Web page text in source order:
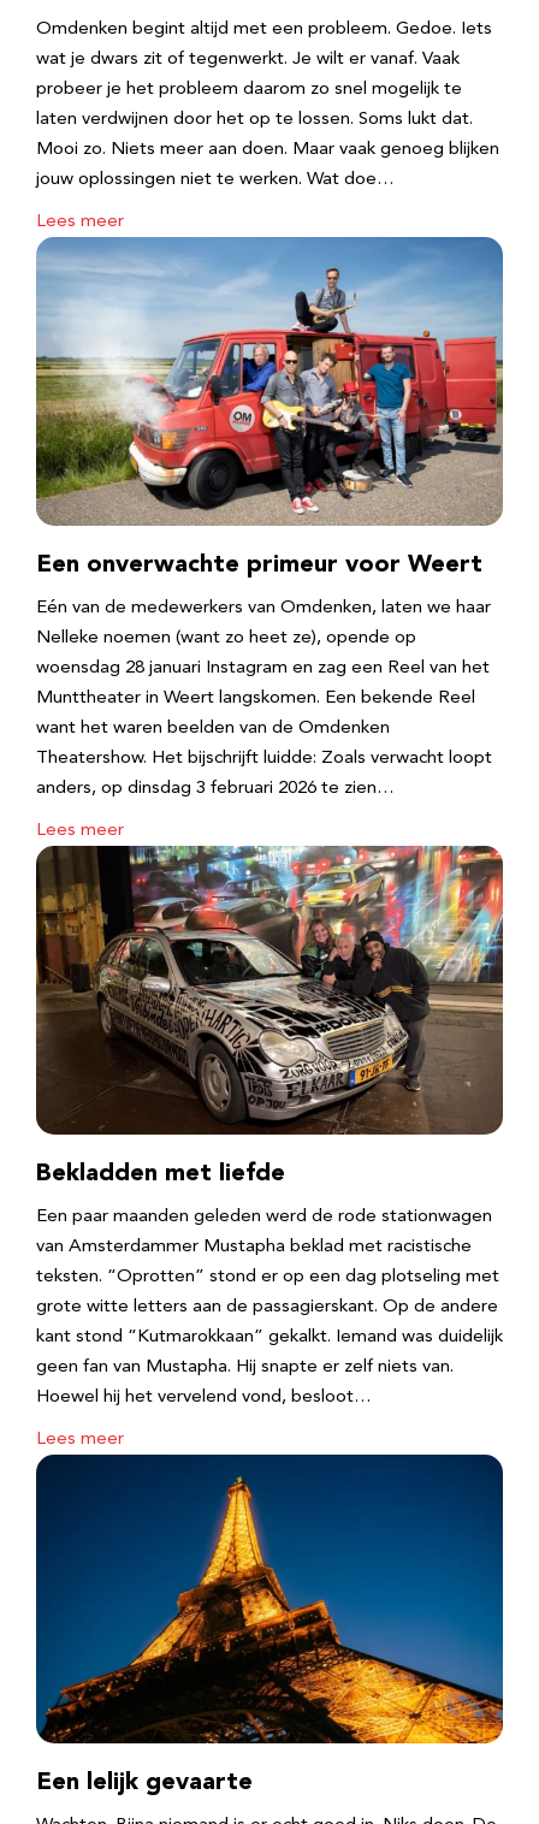
Omdenken begint altijd met een probleem. Gedoe. Iets
wat je dwars zit of tegenwerkt. Je wilt er vanaf. Vaak
probeer je het probleem daarom zo snel mogelijk te
laten verdwijnen door het op te lossen. Soms lukt dat.
Mooi zo. Niets meer aan doen. Maar vaak genoeg blijken
jouw oplossingen niet te werken. Wat doe…
Lees meer
Een onverwachte primeur voor Weert
Eén van de medewerkers van Omdenken, laten we haar
Nelleke noemen (want zo heet ze), opende op
woensdag 28 januari Instagram en zag een Reel van het
Munttheater in Weert langskomen. Een bekende Reel
want het waren beelden van de Omdenken
Theatershow. Het bijschrijft luidde: Zoals verwacht loopt
anders, op dinsdag 3 februari 2026 te zien…
Lees meer
Bekladden met liefde
Een paar maanden geleden werd de rode stationwagen
van Amsterdammer Mustapha beklad met racistische
teksten. “Oprotten” stond er op een dag plotseling met
grote witte letters aan de passagierskant. Op de andere
kant stond “Kutmarokkaan” gekalkt. Iemand was duidelijk
geen fan van Mustapha. Hij snapte er zelf niets van.
Hoewel hij het vervelend vond, besloot…
Lees meer
Een lelijk gevaarte